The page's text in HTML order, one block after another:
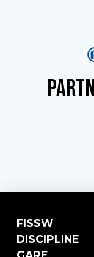
FISSW
DISCIPLINE